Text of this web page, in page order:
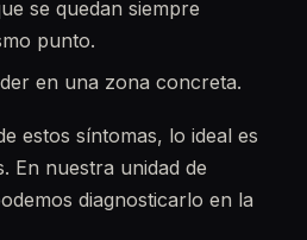
se quedan siempre
punto.
en una zona concreta.
estos síntomas, lo ideal es
En nuestra unidad de
diagnosticarlo en la